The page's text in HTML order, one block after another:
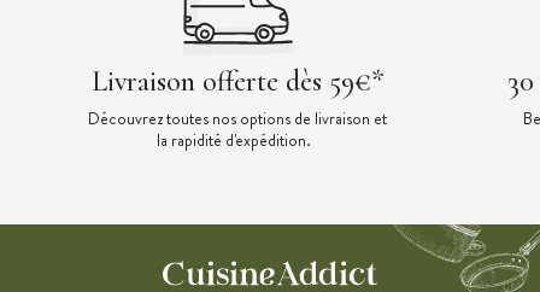
Livraison offerte dès 59€*
Découvrez toutes nos options de livraison et
la rapidité d'expédition.